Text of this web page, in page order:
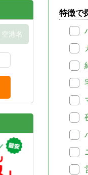
特徴で
空港名